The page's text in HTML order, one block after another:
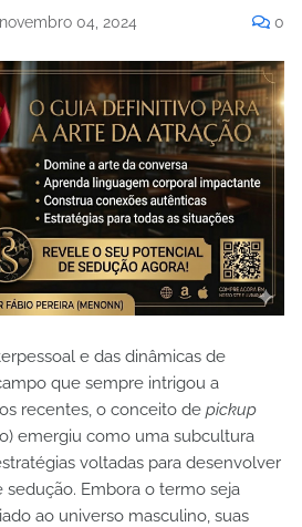
novembro 04, 2024 0
e das dinâmicas de
que sempre intrigou a
recentes, o conceito de pickup
emergiu como uma subcultura
voltadas para desenvolver
sedução. Embora o termo seja
ao universo masculino, suas